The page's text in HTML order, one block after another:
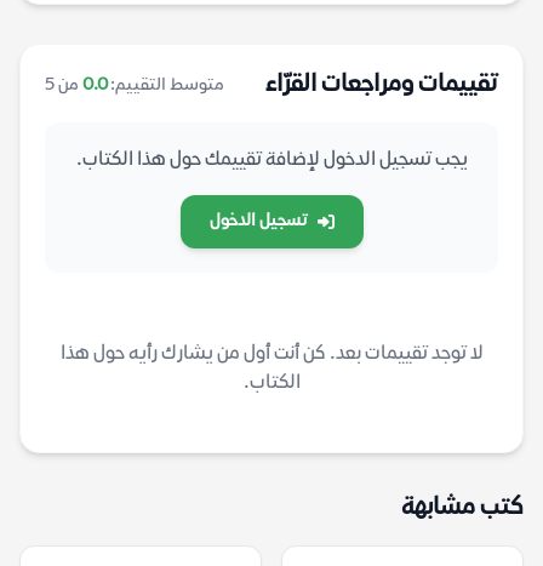
تقييمات ومراجعات القرّاء متوسط التقييم:0.0 من 5
يجب تسجيل الدخول لإضافة تقييمك حول هذا الكتاب.
تسجيل الدخول
لا توجد تقييمات بعد. كن أنت أول من يشارك رأيه حول هذا
الكتاب.
كتب مشابهة